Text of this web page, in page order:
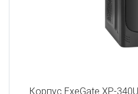
Корпус ExeGate XP-